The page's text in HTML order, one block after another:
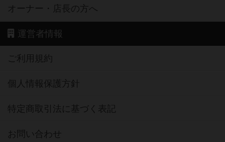
オーナー・店長の方へ
運営者情報
ご利用規約
個人情報保護方針
特定商取引法に基づく表記
お問い合わせ